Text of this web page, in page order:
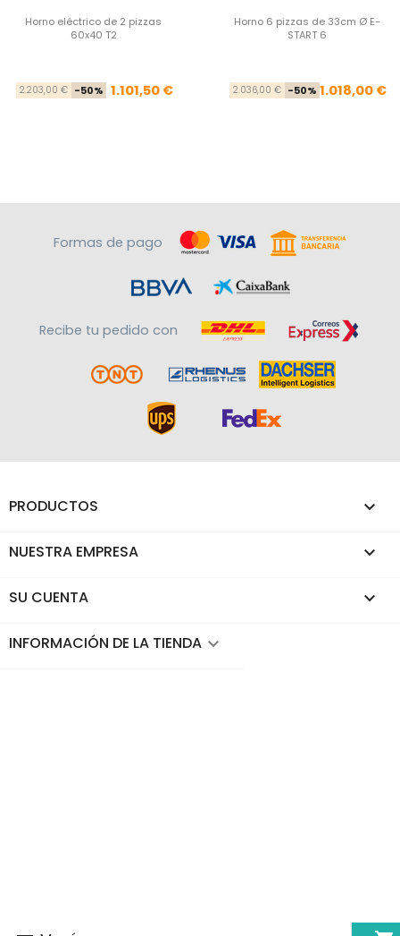
Horno eléctrico de 2 pizzas
60x40 T2
Precio base
2.203,00 € -50% Precio
1.101,50 €
Horno 6 pizzas de 33cm Ø E-
START 6
2.036,00 € -50% 1.018,00 €
Formas de pago
Recibe tu pedido con
PRODUCTOS 
NUESTRA EMPRESA 
SU CUENTA 
INFORMACIÓN DE LA TIENDA keyboard_arrow_down